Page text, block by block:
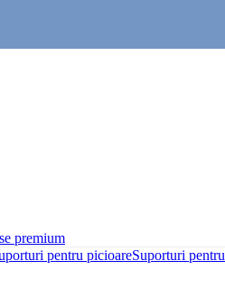
premium
pentru picioareSuporturi pentru